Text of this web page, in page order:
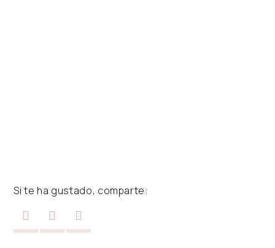
Si te ha gustado, comparte: